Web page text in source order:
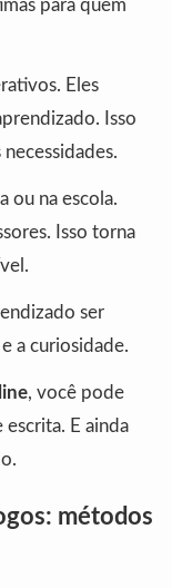
para quem
Eles
Isso
ou na escola.
Isso torna
ser
a curiosidade.
, você pode
escrita. E ainda
métodos